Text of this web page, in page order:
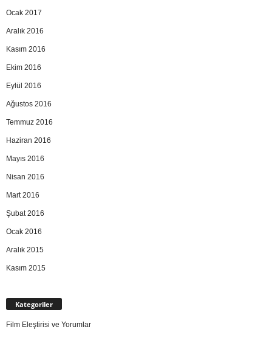
Ocak 2017
Aralık 2016
Kasım 2016
Ekim 2016
Eylül 2016
Ağustos 2016
Temmuz 2016
Haziran 2016
Mayıs 2016
Nisan 2016
Mart 2016
Şubat 2016
Ocak 2016
Aralık 2015
Kasım 2015
Kategoriler
Film Eleştirisi ve Yorumlar